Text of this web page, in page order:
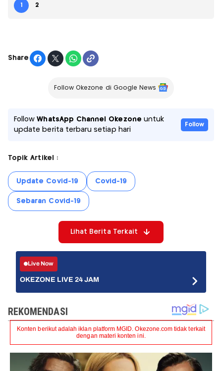
1 2
Share
Follow Okezone di Google News
FollowWhatsApp Channel Okezone untuk
update berita terbaru setiap hari
Follow
Topik Artikel :
Update Covid-19 Covid-19
Sebaran Covid-19
Lihat Berita Terkait
Live Now
OKEZONE LIVE 24 JAM